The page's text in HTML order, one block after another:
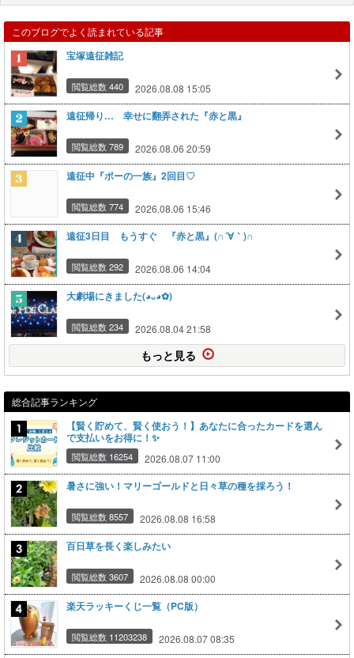
このブログでよく読まれている記事
宝塚遠征雑記
閲覧総数 440 2026.08.08 15:05
遠征帰り… 幸せに翻弄された『赤と黒』
閲覧総数 789 2026.08.06 20:59
遠征中『ポーの一族』2回目♡
閲覧総数 774 2026.08.06 15:46
遠征3日目 もうすぐ 『赤と黒』(∩´∀｀)∩
閲覧総数 292 2026.08.06 14:04
大劇場にきました(⁠◕⁠ᴗ⁠◕⁠✿⁠)
閲覧総数 234 2026.08.04 21:58
もっと見る
総合記事ランキング
【賢く貯めて、賢く使おう！】あなたに合ったカードを選ん
で支払いをお得に！✨
閲覧総数 16254 2026.08.07 11:00
暑さに強い！マリーゴールドと日々草の種を採ろう！
閲覧総数 8557 2026.08.08 16:58
百日草を長く楽しみたい
閲覧総数 3607 2026.08.08 00:00
楽天ラッキーくじ一覧（PC版）
閲覧総数 11203238 2026.08.07 08:35